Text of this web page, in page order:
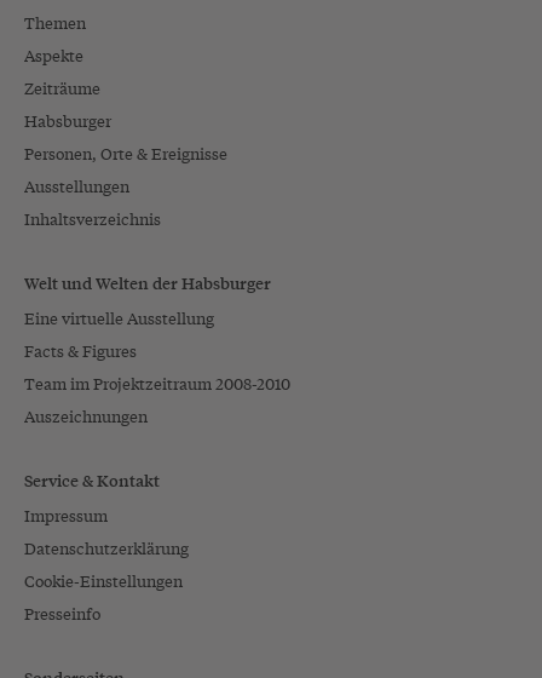
Themen
Aspekte
Zeiträume
Habsburger
Personen, Orte & Ereignisse
Ausstellungen
Inhaltsverzeichnis
Welt und Welten der Habsburger
Eine virtuelle Ausstellung
Facts & Figures
Team im Projektzeitraum 2008-2010
Auszeichnungen
Service & Kontakt
Impressum
Datenschutzerklärung
Cookie-Einstellungen
Presseinfo